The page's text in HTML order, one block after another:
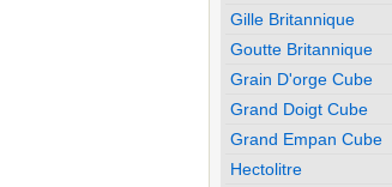
Gille Britannique
Goutte Britannique
Grain D'orge Cube
Grand Doigt Cube
Grand Empan Cube
Hectolitre